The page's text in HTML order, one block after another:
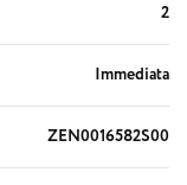
2
Immediata
ZEN0016582S00